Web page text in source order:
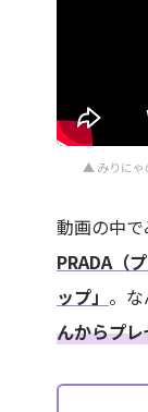
▲ みりにゃ
動画の中で
PRADA（
ップ」 。
んからプ